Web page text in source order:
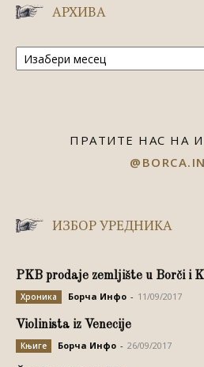
АРХИВА
Архива
ПРАТИТЕ НАС НА
ИЗБОР УРЕДНИКА
PKB prodaje zemljište u Borči i
Хроника Борча Инфо - 11/09/2017
Violinista iz Venecije
Књиге Борча Инфо - 26/09/2017